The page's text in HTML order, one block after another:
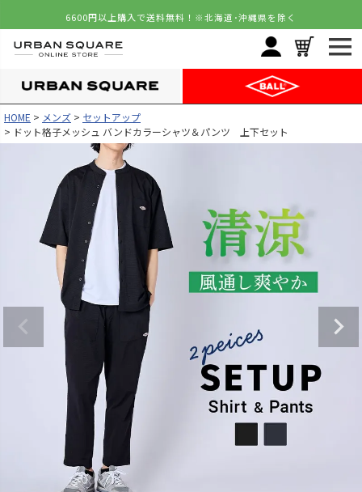
6600円以上購入で送料無料！ ※北海道･沖縄県を除く
HOME メンズ
セットアップ
ドット格子メッシュ バンドカラーシャツ＆パンツ 上下セット
サイズ
ネイビー
カートに入れる
カートに入れる
LL カートに入れる